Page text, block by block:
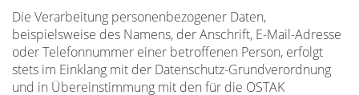
Die Verarbeitung personenbezogener Daten,
beispielsweise des Namens, der Anschrift, E-Mail-Adresse
oder Telefonnummer einer betroffenen Person, erfolgt
stets im Einklang mit der Datenschutz-Grundverordnung
und in Übereinstimmung mit den für die OSTAK